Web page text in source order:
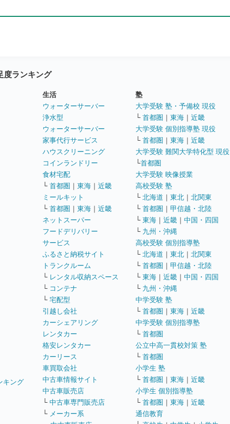
度ランキング
キング
生活
ウォーターサーバー
浄水型
ウォーターサーバー
家事代行サービス
ハウスクリーニング
コインランドリー
食材宅配
└ 首都圏 ｜ 東海 ｜ 近畿
ミールキット
└ 首都圏 ｜ 東海 ｜ 近畿
ネットスーパー
フードデリバリー
サービス
ふるさと納税サイト
トランクルーム
└ レンタル収納スペース
└ コンテナ
└ 宅配型
引越し会社
カーシェアリング
レンタカー
格安レンタカー
カーリース
車買取会社
中古車情報サイト
中古車販売店
└ 中古車専門販売店
└ メーカー系
塾
大学受験 塾・予備校 現役
└ 首都圏 ｜ 東海 ｜ 近畿
大学受験 個別指導塾 現役
└ 首都圏 ｜ 東海 ｜ 近畿
大学受験 難関大学特化型 現役
└首都圏
大学受験 映像授業
高校受験 塾
└ 北海道 ｜ 東北 ｜ 北関東
└ 首都圏 ｜ 甲信越・北陸
└ 東海 ｜ 近畿 ｜ 中国・四国
└ 九州・沖縄
高校受験 個別指導塾
└ 北海道 ｜ 東北 ｜ 北関東
└ 首都圏 ｜ 甲信越・北陸
└ 東海 ｜ 近畿 ｜ 中国・四国
└ 九州・沖縄
中学受験 塾
└ 首都圏 ｜ 東海 ｜ 近畿
中学受験 個別指導塾
└ 首都圏
公立中高一貫校対策 塾
└ 首都圏
小学生 塾
└ 首都圏 ｜ 東海 ｜ 近畿
小学生 個別指導塾
└ 首都圏 ｜ 東海 ｜ 近畿
通信教育